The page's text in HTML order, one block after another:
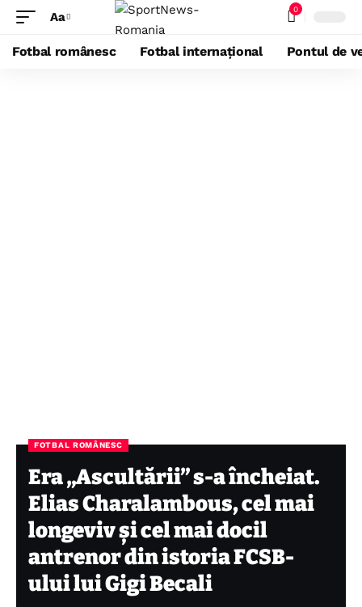
Aa 0
Fotbal românesc Fotbal internațional Pontul de
FOTBAL ROMÂNESC
Era „Ascultării” s-a încheiat.
Elias Charalambous, cel mai
longeviv și cel mai docil
antrenor din istoria FCSB-
ului lui Gigi Becali